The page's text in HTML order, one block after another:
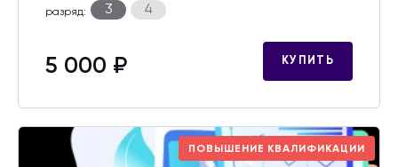
разряд: 3 4
5 000 ₽ КУПИТЬ
ПОВЫШЕНИЕ КВАЛИФИКАЦИИ